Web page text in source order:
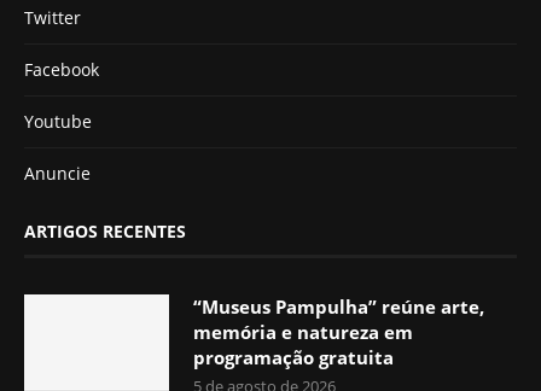
Twitter
Facebook
Youtube
Anuncie
ARTIGOS RECENTES
“Museus Pampulha” reúne arte,
memória e natureza em
programação gratuita
5 de agosto de 2026